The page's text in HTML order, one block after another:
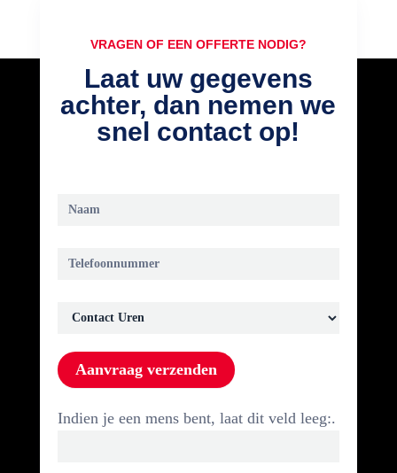
VRAGEN OF EEN OFFERTE NODIG?
Laat uw gegevens
achter, dan nemen we
snel contact op!
Call
Aanvraag verzenden
Indien je een mens bent, laat dit veld leeg:.